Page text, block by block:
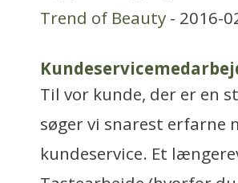
Trend of Beauty - 2016-
Til vor kunde, der er en
søger vi snarest
kundeservice. Et